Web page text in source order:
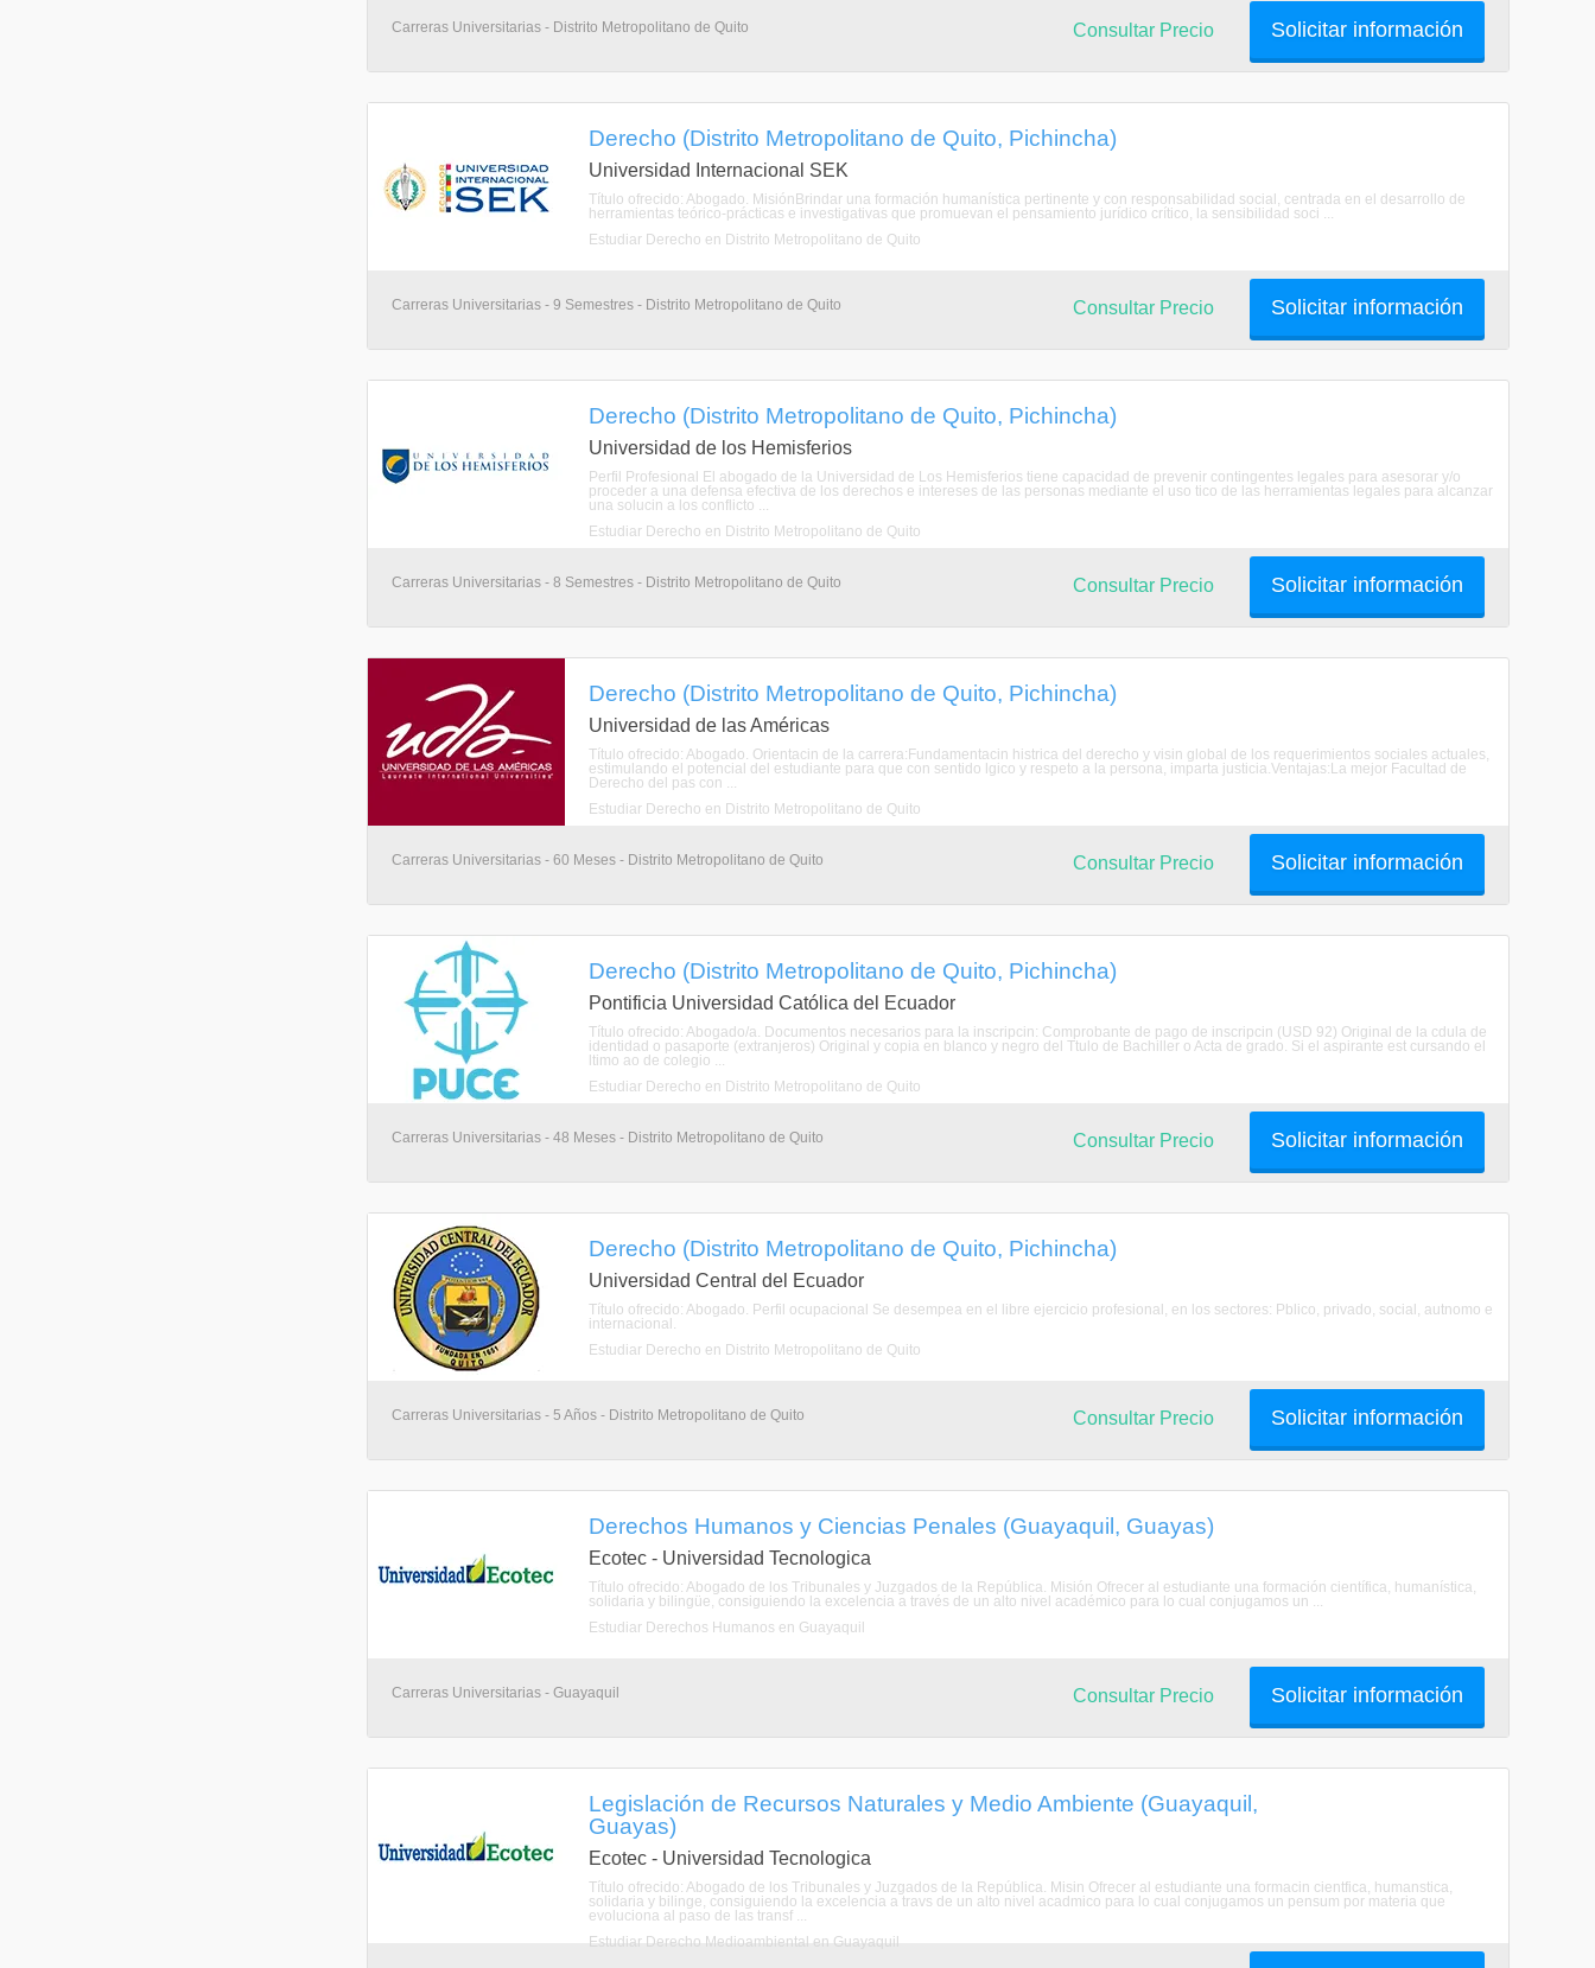
Carreras Universitarias - Distrito Metropolitano de Quito Solicitar información
Consultar Precio
Derecho (Distrito Metropolitano de Quito, Pichincha)
Universidad Internacional SEK
Título ofrecido: Abogado. MisiónBrindar una formación humanística pertinente y con responsabilidad social, centrada en el desarrollo de
herramientas teórico-prácticas e investigativas que promuevan el pensamiento jurídico crítico, la sensibilidad soci ...
Estudiar Derecho en Distrito Metropolitano de Quito
Carreras Universitarias - 9 Semestres - Distrito Metropolitano de Quito Solicitar información
Consultar Precio
Derecho (Distrito Metropolitano de Quito, Pichincha)
Universidad de los Hemisferios
Perfil Profesional El abogado de la Universidad de Los Hemisferios tiene capacidad de prevenir contingentes legales para asesorar y/o
proceder a una defensa efectiva de los derechos e intereses de las personas mediante el uso tico de las herramientas legales para alcanzar
una solucin a los conflicto ...
Estudiar Derecho en Distrito Metropolitano de Quito
Carreras Universitarias - 8 Semestres - Distrito Metropolitano de Quito Solicitar información
Consultar Precio
Derecho (Distrito Metropolitano de Quito, Pichincha)
Universidad de las Américas
Título ofrecido: Abogado. Orientacin de la carrera:Fundamentacin histrica del derecho y visin global de los requerimientos sociales actuales,
estimulando el potencial del estudiante para que con sentido lgico y respeto a la persona, imparta justicia.Ventajas:La mejor Facultad de
Derecho del pas con ...
Estudiar Derecho en Distrito Metropolitano de Quito
Carreras Universitarias - 60 Meses - Distrito Metropolitano de Quito Solicitar información
Consultar Precio
Derecho (Distrito Metropolitano de Quito, Pichincha)
Pontificia Universidad Católica del Ecuador
Título ofrecido: Abogado/a. Documentos necesarios para la inscripcin: Comprobante de pago de inscripcin (USD 92) Original de la cdula de
identidad o pasaporte (extranjeros) Original y copia en blanco y negro del Ttulo de Bachiller o Acta de grado. Si el aspirante est cursando el
ltimo ao de colegio ...
Estudiar Derecho en Distrito Metropolitano de Quito
Carreras Universitarias - 48 Meses - Distrito Metropolitano de Quito Solicitar información
Consultar Precio
Derecho (Distrito Metropolitano de Quito, Pichincha)
Universidad Central del Ecuador
Título ofrecido: Abogado. Perfil ocupacional Se desempea en el libre ejercicio profesional, en los sectores: Pblico, privado, social, autnomo e
internacional.
Estudiar Derecho en Distrito Metropolitano de Quito
Carreras Universitarias - 5 Años - Distrito Metropolitano de Quito Solicitar información
Consultar Precio
Derechos Humanos y Ciencias Penales (Guayaquil, Guayas)
Ecotec - Universidad Tecnologica
Título ofrecido: Abogado de los Tribunales y Juzgados de la República. Misión Ofrecer al estudiante una formación científica, humanística,
solidaria y bilingüe, consiguiendo la excelencia a través de un alto nivel académico para lo cual conjugamos un ...
Estudiar Derechos Humanos en Guayaquil
Carreras Universitarias - Guayaquil Solicitar información
Consultar Precio
Legislación de Recursos Naturales y Medio Ambiente (Guayaquil,
Guayas)
Ecotec - Universidad Tecnologica
Título ofrecido: Abogado de los Tribunales y Juzgados de la República. Misin Ofrecer al estudiante una formacin cientfica, humanstica,
solidaria y bilinge, consiguiendo la excelencia a travs de un alto nivel acadmico para lo cual conjugamos un pensum por materia que
evoluciona al paso de las transf ...
Estudiar Derecho Medioambiental en Guayaquil